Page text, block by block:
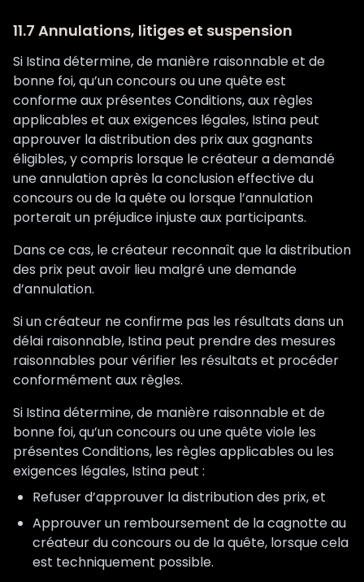
11.7 Annulations, litiges et suspension
Si Istina détermine, de manière raisonnable et de
bonne foi, qu’un concours ou une quête est
conforme aux présentes Conditions, aux règles
applicables et aux exigences légales, Istina peut
approuver la distribution des prix aux gagnants
éligibles, y compris lorsque le créateur a demandé
une annulation après la conclusion effective du
concours ou de la quête ou lorsque l’annulation
porterait un préjudice injuste aux participants.
Dans ce cas, le créateur reconnaît que la distribution
des prix peut avoir lieu malgré une demande
d’annulation.
Si un créateur ne confirme pas les résultats dans un
délai raisonnable, Istina peut prendre des mesures
raisonnables pour vérifier les résultats et procéder
conformément aux règles.
Si Istina détermine, de manière raisonnable et de
bonne foi, qu’un concours ou une quête viole les
présentes Conditions, les règles applicables ou les
exigences légales, Istina peut :
Refuser d’approuver la distribution des prix, et
Approuver un remboursement de la cagnotte au
créateur du concours ou de la quête, lorsque cela
est techniquement possible.